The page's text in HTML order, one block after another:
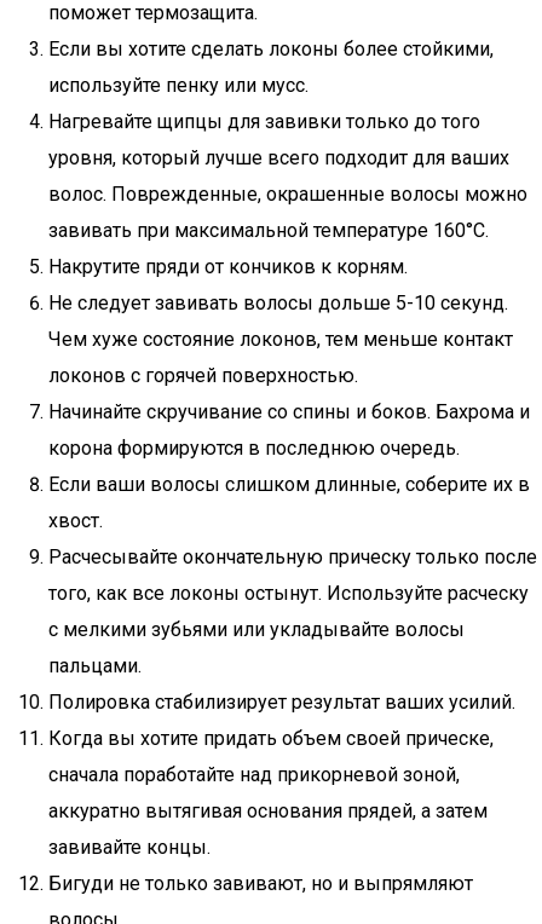
поможет термозащита.
Если вы хотите сделать локоны более стойкими,
используйте пенку или мусс.
Нагревайте щипцы для завивки только до того
уровня, который лучше всего подходит для ваших
волос. Поврежденные, окрашенные волосы можно
завивать при максимальной температуре 160°C.
Накрутите пряди от кончиков к корням.
Не следует завивать волосы дольше 5-10 секунд.
Чем хуже состояние локонов, тем меньше контакт
локонов с горячей поверхностью.
Начинайте скручивание со спины и боков. Бахрома и
корона формируются в последнюю очередь.
Если ваши волосы слишком длинные, соберите их в
хвост.
Расчесывайте окончательную прическу только после
того, как все локоны остынут. Используйте расческу
с мелкими зубьями или укладывайте волосы
пальцами.
Полировка стабилизирует результат ваших усилий.
Когда вы хотите придать объем своей прическе,
сначала поработайте над прикорневой зоной,
аккуратно вытягивая основания прядей, а затем
завивайте концы.
Бигуди не только завивают, но и выпрямляют